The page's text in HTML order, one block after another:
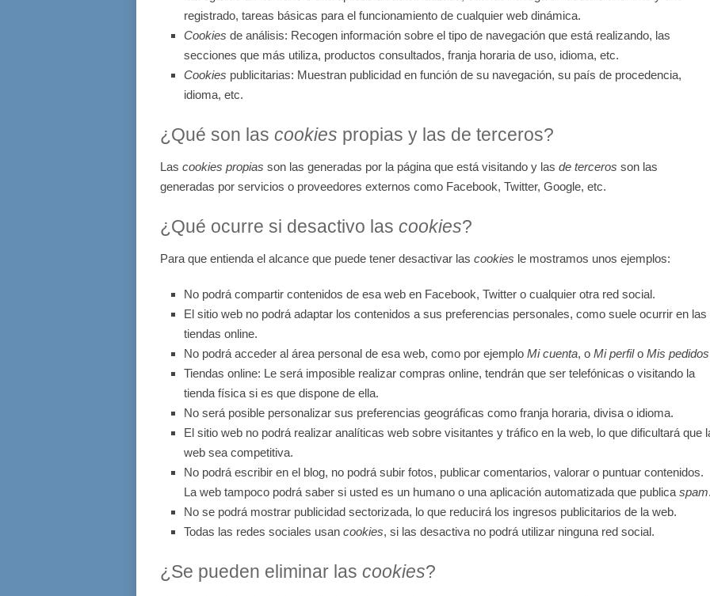
registrado, tareas básicas para el funcionamiento de cualquier web dinámica.
Cookies de análisis: Recogen información sobre el tipo de navegación que está realizando, las
secciones que más utiliza, productos consultados, franja horaria de uso, idioma, etc.
Cookies publicitarias: Muestran publicidad en función de su navegación, su país de procedencia,
idioma, etc.
¿Qué son las cookies propias y las de terceros?
Las cookies propias son las generadas por la página que está visitando y las de terceros son las
generadas por servicios o proveedores externos como Facebook, Twitter, Google, etc.
¿Qué ocurre si desactivo las cookies?
Para que entienda el alcance que puede tener desactivar las cookies le mostramos unos ejemplos:
No podrá compartir contenidos de esa web en Facebook, Twitter o cualquier otra red social.
El sitio web no podrá adaptar los contenidos a sus preferencias personales, como suele ocurrir en las
tiendas online.
No podrá acceder al área personal de esa web, como por ejemplo Mi cuenta, o Mi perfilo Mis pedidos
Tiendas online: Le será imposible realizar compras online, tendrán que ser telefónicas o visitando la
tienda física si es que dispone de ella.
No será posible personalizar sus preferencias geográficas como franja horaria, divisa o idioma.
El sitio web no podrá realizar analíticas web sobre visitantes y tráfico en la web, lo que dificultará que
web sea competitiva.
No podrá escribir en el blog, no podrá subir fotos, publicar comentarios, valorar o puntuar contenidos.
La web tampoco podrá saber si usted es un humano o una aplicación automatizada que publica spam.
No se podrá mostrar publicidad sectorizada, lo que reducirá los ingresos publicitarios de la web.
Todas las redes sociales usan cookies, si las desactiva no podrá utilizar ninguna red social.
¿Se pueden eliminar las cookies?